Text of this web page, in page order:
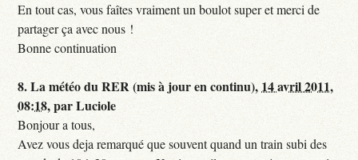
En tout cas, vous faîtes vraiment un boulot super et merci de
partager ça avec nous !
Bonne continuation
8.La météo du RER (mis à jour en continu), 14 avril 2011,
08:18,parLuciole
Bonjour a tous,
Avez vous deja remarqué que souvent quand un train subi des